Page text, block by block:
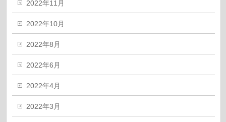
2022年11月
2022年10月
2022年8月
2022年6月
2022年4月
2022年3月